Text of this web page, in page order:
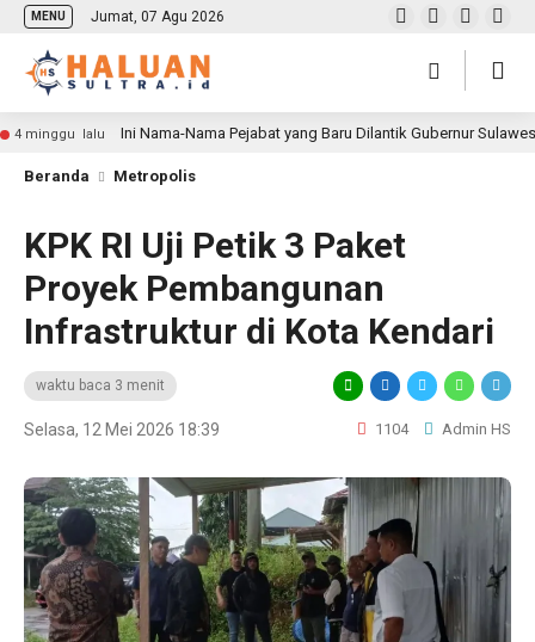
MENU Jumat, 07 Agu 2026
4 minggu lalu Ini Nama-Nama Pejabat yang Baru Dilantik Gubernur
Beranda Metropolis
KPK RI Uji Petik 3 Paket
Proyek Pembangunan
Infrastruktur di Kota Kendari
waktu baca 3 menit
Selasa, 12 Mei 2026 18:39 1104 Admin HS